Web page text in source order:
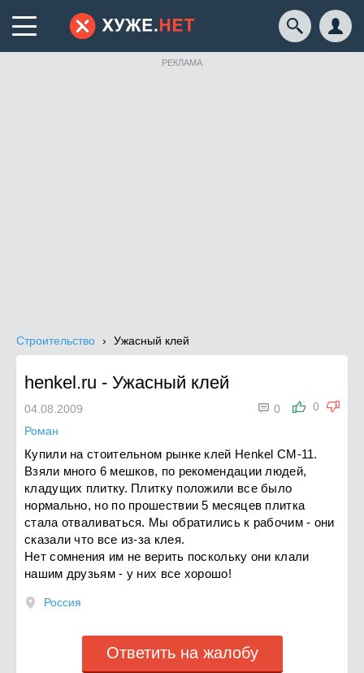
РЕКЛАМА
Строительство Ужасный клей
henkel.ru - Ужасный клей
0
 0
04.08.2009
Роман
Купили на стоительном рынке клей Henkel СМ-11.
Взяли много 6 мешков, по рекомендации людей,
кладущих плитку. Плитку положили все было
нормально, но по прошествии 5 месяцев плитка
стала отваливаться. Мы обратились к рабочим - они
сказали что все из-за клея.
Нет сомнения им не верить поскольку они клали
нашим друзьям - у них все хорошо!
Россия
Ответить на жалобу